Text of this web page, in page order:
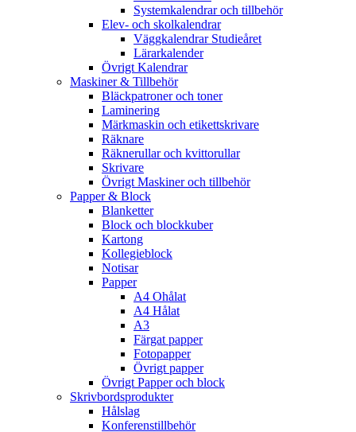
Systemkalendrar och tillbehör
Elev- och skolkalendrar
Väggkalendrar Studieåret
Lärarkalender
Övrigt Kalendrar
Maskiner & Tillbehör
Bläckpatroner och toner
Laminering
Märkmaskin och etikettskrivare
Räknare
Räknerullar och kvittorullar
Skrivare
Övrigt Maskiner och tillbehör
Papper & Block
Blanketter
Block och blockkuber
Kartong
Kollegieblock
Notisar
Papper
A4 Ohålat
A4 Hålat
A3
Färgat papper
Fotopapper
Övrigt papper
Övrigt Papper och block
Skrivbordsprodukter
Hålslag
Konferenstillbehör